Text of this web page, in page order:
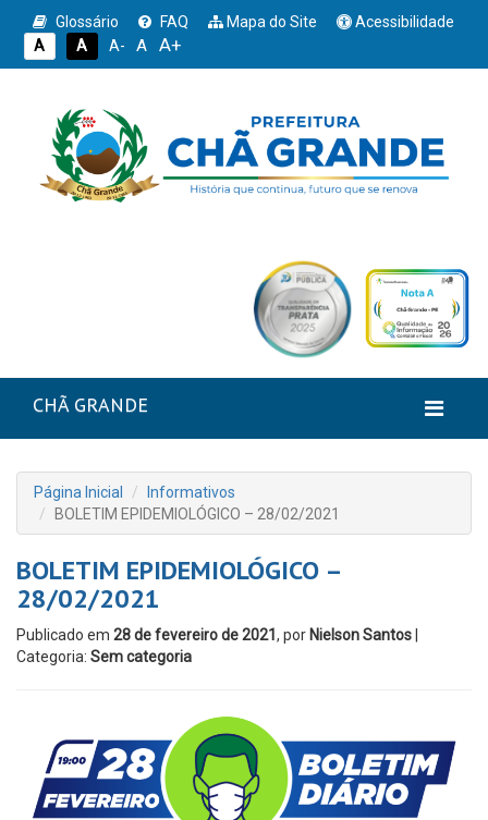
Glossário FAQ Mapa do Site
Acessibilidade
A
A A- A A+
CHÃ GRANDE
Página Inicial
Informativos
BOLETIM EPIDEMIOLÓGICO – 28/02/2021
BOLETIM EPIDEMIOLÓGICO –
28/02/2021
Publicado em 28 de fevereiro de 2021 , por Nielson Santos
Categoria: Sem categoria